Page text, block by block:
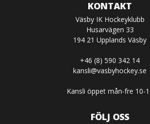
KONTAKT
Väsby IK Hockeyklubb
Husarvägen 33
194 21 Upplands Väsby
+46 (8) 590 342 14
kansli@vasbyhockey.se
Kansli öppet mån-fre 10-
FÖLJ OSS